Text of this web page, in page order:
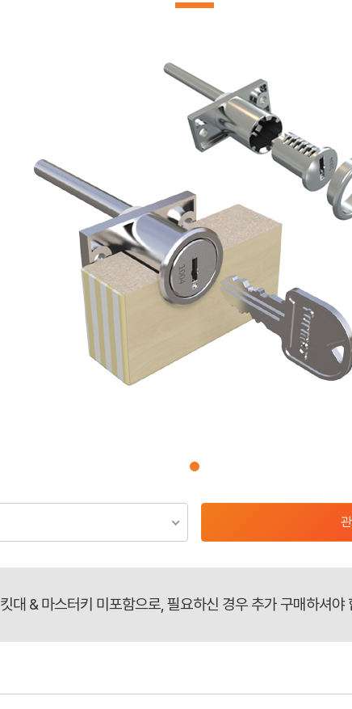
킷대 & 마스터키 미포함으로, 필요하신 경우 추가 구매하셔야